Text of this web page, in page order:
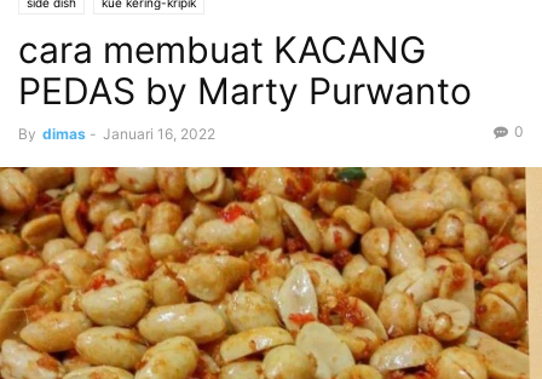
cara membuat KACANG
PEDAS by Marty Purwanto
By dimas - Januari 16, 2022 0